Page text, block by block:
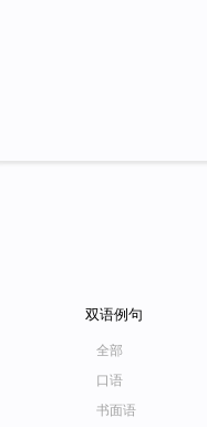
双语例句
全部
口语
书面语